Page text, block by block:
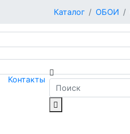
Контакты
Каталог ОБОИ